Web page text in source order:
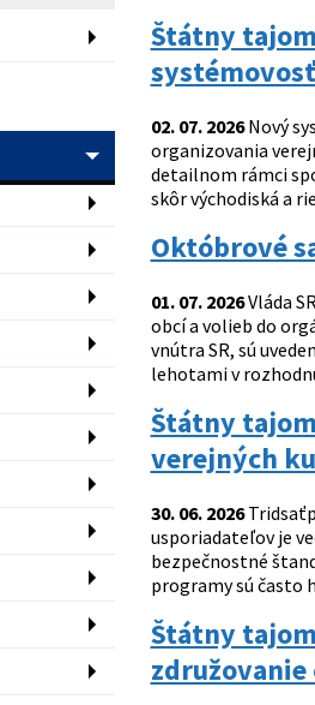
Štátny
systémovosť
02. 07. 2026Nový
organizovania
detailnom rámci
skôr východiská a
Októbrové
01. 07. 2026Vláda
obcí a volieb do
vnútra SR, sú
lehotami v
Štátny
verejných
30. 06. 2026
usporiadateľov je
bezpečnostné
programy sú často
Štátny
združovanie